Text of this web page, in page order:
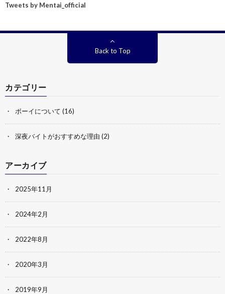
Tweets by Mentai_official
Back to Top
カテゴリー
ボーイについて (16)
深夜バイトがおすすめな理由 (2)
アーカイブ
2025年11月
2024年2月
2022年8月
2020年3月
2019年9月